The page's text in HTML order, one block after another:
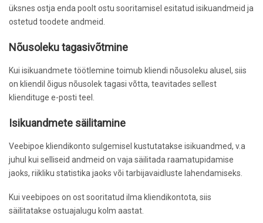
üksnes ostja enda poolt ostu sooritamisel esitatud isikuandmeid ja
ostetud toodete andmeid.
Nõusoleku tagasivõtmine
Kui isikuandmete töötlemine toimub kliendi nõusoleku alusel, siis
on kliendil õigus nõusolek tagasi võtta, teavitades sellest
kliendituge e-posti teel.
Isikuandmete säilitamine
Veebipoe kliendikonto sulgemisel kustutatakse isikuandmed, v.a
juhul kui selliseid andmeid on vaja säilitada raamatupidamise
jaoks, riikliku statistika jaoks või tarbijavaidluste lahendamiseks.
Kui veebipoes on ost sooritatud ilma kliendikontota, siis
säilitatakse ostuajalugu kolm aastat.